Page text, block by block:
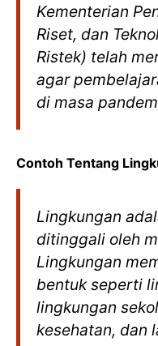
Kementerian
Riset, dan
Ristek) telah
agar
di masa
Contoh Tentang
Lingkungan
ditinggali oleh
Lingkungan
bentuk seperti
lingkungan
kesehatan, dan